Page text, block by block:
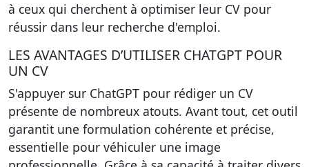
à ceux qui cherchent à optimiser leur CV pour
réussir dans leur recherche d'emploi.
LES AVANTAGES D’UTILISER CHATGPT POUR
UN CV
S'appuyer sur ChatGPT pour rédiger un CV
présente de nombreux atouts. Avant tout, cet outil
garantit une formulation cohérente et précise,
essentielle pour véhiculer une image